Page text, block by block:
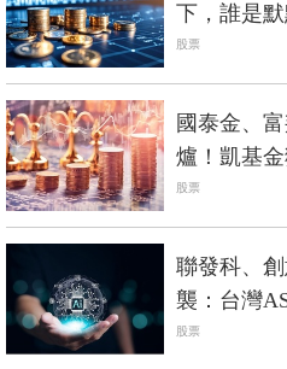
下，誰是
雄」？
股票
國泰金、
爐！凱基
飆股」？
股票
聯發科、
襲：台灣
搶賺AI黃金
股票